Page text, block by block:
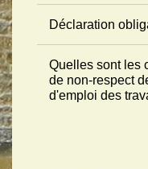
Déclaration
Quelles sont les
de non-respect
d'emploi des